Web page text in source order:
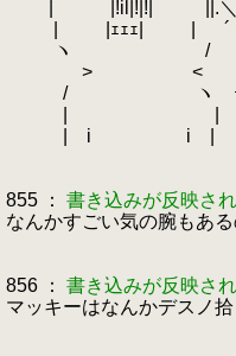
| |!il|!|!| ||.＼
| |ｪｪｪ| |
ヽ /.
> <
/ ヽ ｰ┴---
| i i |
855 ： 書き込みが反映さ
なんかすごい気の腕もあ
856 ： 書き込みが反映さ
マッキーはなんかデスノ